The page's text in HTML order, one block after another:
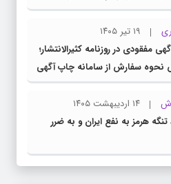
۱۹ تیر ۱۴۰۵
مفقودی در روزنامه کثیرالانتشار؛
نحوه سفارش از سامانه چاپ آگهی
۱۴ اردیبهشت ۱۴۰۵
هرمز به نفع ایران و به ضرر